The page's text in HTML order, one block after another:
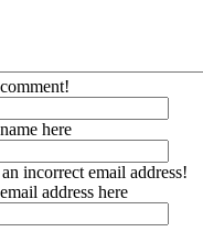
here
incorrect email address!
address here